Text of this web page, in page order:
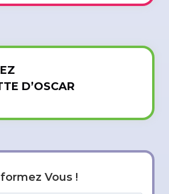
D’OSCAR
Vous !